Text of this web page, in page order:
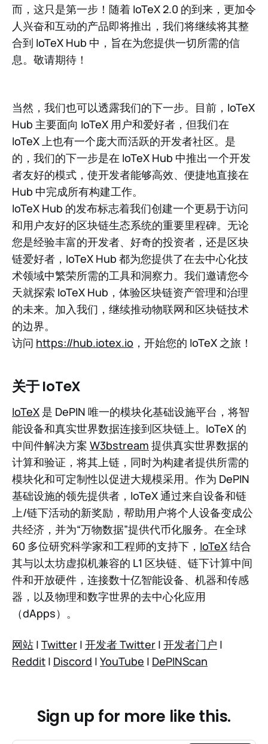
而，这只是第一步！随着 IoTeX 2.0 的到来，更加令
人兴奋和互动的产品即将推出，我们将继续将其整
合到 IoTeX Hub 中，旨在为您提供一切所需的信
息。敬请期待！
当然，我们也可以透露我们的下一步。目前，IoTeX
Hub 主要面向 IoTeX 用户和爱好者，但我们在
IoTeX 上也有一个庞大而活跃的开发者社区。是
的，我们的下一步是在 IoTeX Hub 中推出一个开发
者友好的模式，使开发者能够高效、便捷地直接在
Hub 中完成所有构建工作。
IoTeX Hub 的发布标志着我们创建一个更易于访问
和用户友好的区块链生态系统的重要里程碑。无论
您是经验丰富的开发者、好奇的投资者，还是区块
链爱好者，IoTeX Hub 都为您提供了在去中心化技
术领域中繁荣所需的工具和洞察力。我们邀请您今
天就探索 IoTeX Hub，体验区块链资产管理和治理
的未来。加入我们，继续推动物联网和区块链技术
的边界。
访问 https://hub.iotex.io ，开始您的 IoTeX 之旅！
关于 IoTeX
IoTeX 是 DePIN 唯一的模块化基础设施平台，将智
能设备和真实世界数据连接到区块链上。IoTeX 的
中间件解决方案 W3bstream 提供真实世界数据的
计算和验证，将其上链，同时为构建者提供所需的
模块化和可定制性以促进大规模采用。作为 DePIN
基础设施的领先提供者，IoTeX 通过来自设备和链
上/链下活动的新奖励，帮助用户将个人设备变成公
共经济，并为“万物数据”提供代币化服务。在全球
60 多位研究科学家和工程师的支持下， IoTeX结合
其与以太坊虚拟机兼容的 L1 区块链、链下计算中间
件和开放硬件，连接数十亿智能设备、机器和传感
器，以及物理和数字世界的去中心化应用
（dApps）。
网站 | Twitter | 开发者 Twitter | 开发者门户 |
Reddit | Discord | YouTube | DePINScan
Sign up for more like this.